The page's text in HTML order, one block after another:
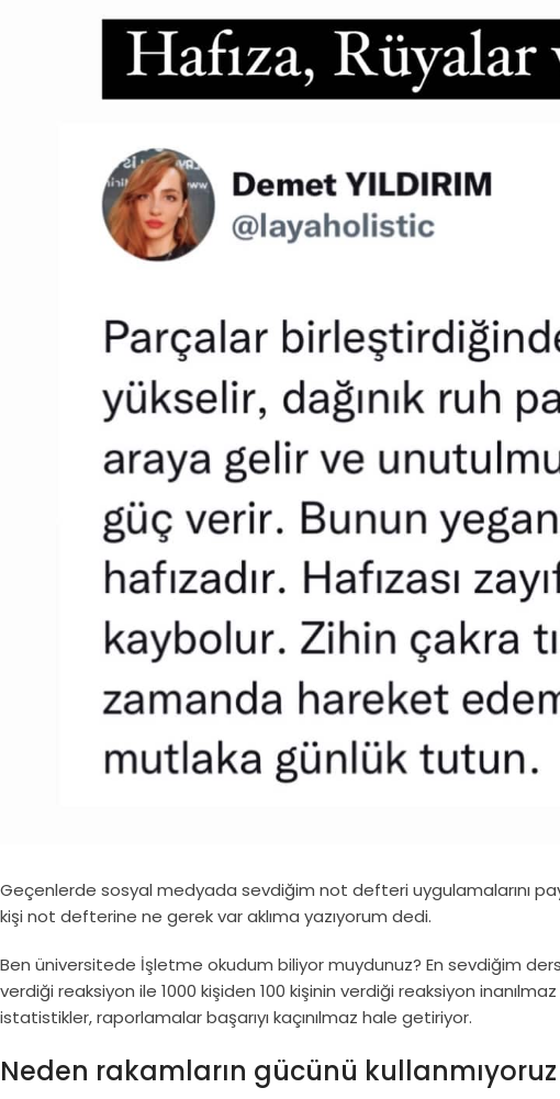
Geçenlerde sosyal medyada sevdiğim not defteri uygulamalarını
kişi not defterine ne gerek var aklıma yazıyorum dedi.
Ben üniversitede İşletme okudum biliyor muydunuz? En sevdiğim
verdiği reaksiyon ile 1000 kişiden 100 kişinin verdiği reaksiyon
istatistikler, raporlamalar başarıyı kaçınılmaz hale getiriyor.
Neden rakamların gücünü kullanmıyoruz